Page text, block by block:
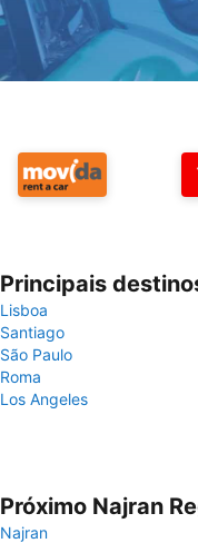
Principais
Lisboa
Santiago
São Paulo
Roma
Los Angeles
Próximo Najran
Najran